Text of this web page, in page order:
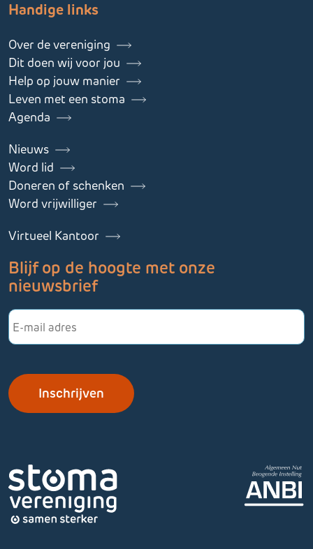
Handige links
Over de vereniging
Dit doen wij voor jou
Help op jouw manier
Leven met een stoma
Agenda
Nieuws
Word lid
Doneren of schenken
Word vrijwilliger
Virtueel Kantoor
Blijf op de hoogte met onze
nieuwsbrief
E-
mailadres